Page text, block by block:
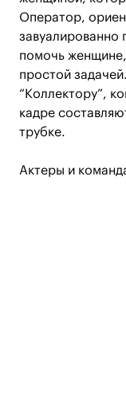
Оператор,
завуалированно
помочь
простой
“Коллектору”,
кадре
трубке.
Актеры и